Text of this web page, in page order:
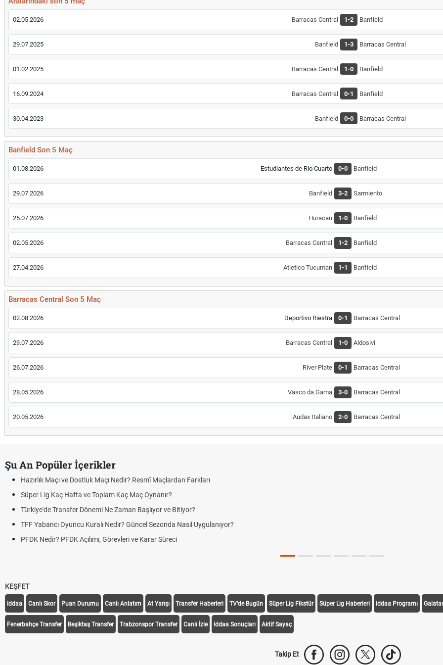
02.05.2026 Barracas Central 1-2 Banfield
29.07.2025 Banfield 1-3 Barracas Central
01.02.2025 Barracas Central 1-0 Banfield
16.09.2024 Barracas Central 0-1 Banfield
30.04.2023 Banfield 0-0 Barracas Central
Banfield Son 5 Maç
01.08.2026 Estudiantes de Rio Cuarto 0-0 Banfield
29.07.2026 Banfield 3-2 Sarmiento
25.07.2026 Huracan 1-0 Banfield
02.05.2026 Barracas Central 1-2 Banfield
27.04.2026 Atletico Tucuman 1-1 Banfield
Barracas Central Son 5 Maç
02.08.2026 Deportivo Riestra 0-1 Barracas Central
29.07.2026 Barracas Central 1-0 Aldosivi
26.07.2026 River Plate 0-1 Barracas Central
28.05.2026 Vasco da Gama 3-0 Barracas Central
20.05.2026 Audax Italiano 2-0 Barracas Central
Şu An Popüler İçerikler
Maçı Nedir? Resmî Maçlardan Farkları
Toplam Kaç Maç Oynanır?
Ne Zaman Başlıyor ve Bitiyor?
Nedir? Güncel Sezonda Nasıl Uygulanıyor?
Görevleri ve Karar Süreci
KEŞFET
iddaa Canlı Skor Puan Durumu Canlı Anlatım At Yarışı Transfer Haberleri TV'de Bugün Süper Lig Fikstür Süper Lig Haberleri iddaa Programı
Fenerbahçe Transfer Beşiktaş Transfer Trabzonspor Transfer Canlı İzle iddaa Sonuçları Aktif Sayaç
Takip Et